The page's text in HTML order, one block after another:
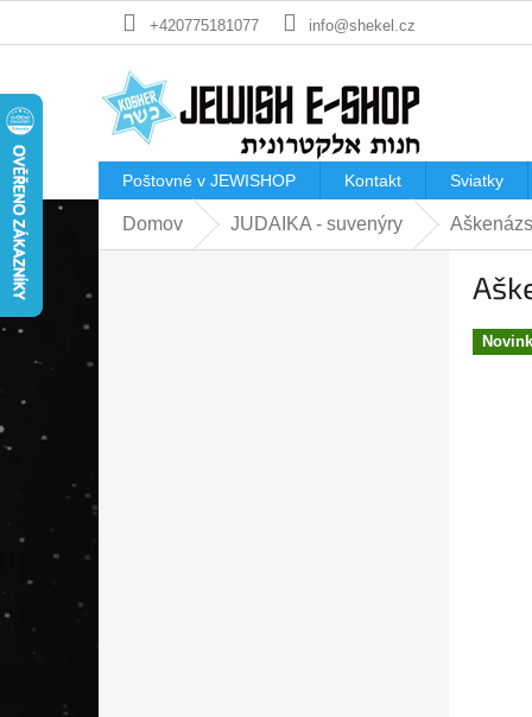
+420775181077 info@shekel.cz
Poštovné v JEWISHOP Kontakt Sviatky
Domov JUDAIKA - suvenýry